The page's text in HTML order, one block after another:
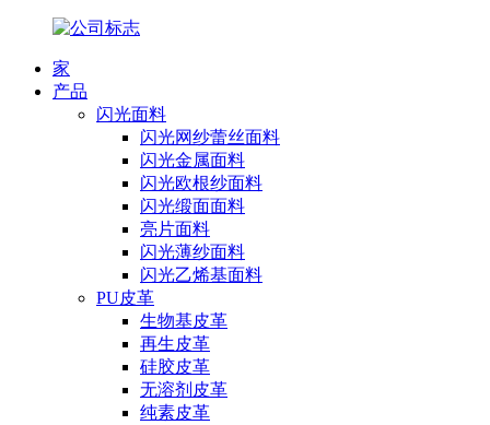
家
产品
闪光面料
闪光网纱蕾丝面料
闪光金属面料
闪光欧根纱面料
闪光缎面面料
亮片面料
闪光薄纱面料
闪光乙烯基面料
PU皮革
生物基皮革
再生皮革
硅胶皮革
无溶剂皮革
纯素皮革